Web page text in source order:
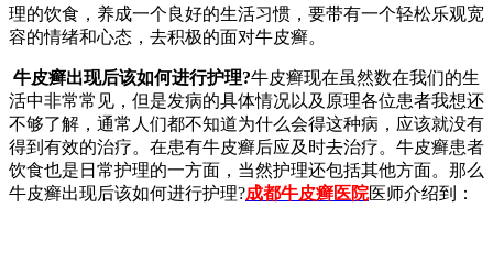
理的饮食，养成一个良好的生活习惯，要带有一个轻松乐观宽
容的情绪和心态，去积极的面对牛皮癣。
牛皮癣出现后该如何进行护理?牛皮癣现在虽然数在我们的生
活中非常常见，但是发病的具体情况以及原理各位患者我想还
不够了解，通常人们都不知道为什么会得这种病，应该就没有
得到有效的治疗。在患有牛皮癣后应及时去治疗。牛皮癣患者
饮食也是日常护理的一方面，当然护理还包括其他方面。那么
牛皮癣出现后该如何进行护理?成都牛皮癣医院医师介绍到：